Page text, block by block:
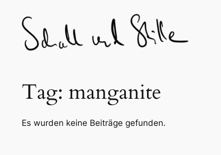
content
Tag: manganite
Es wurden keine Beiträge gefunden.